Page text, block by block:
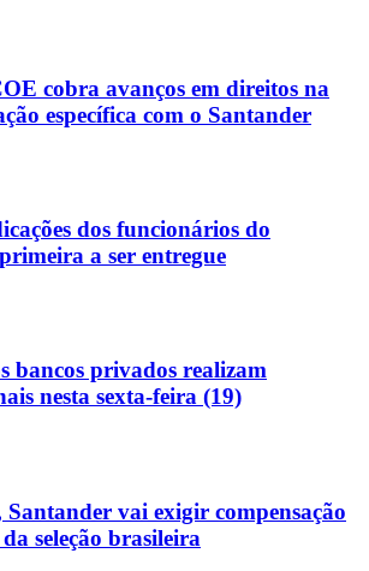
cobra avanços em direitos na
específica com o Santander
dos funcionários do
a ser entregue
bancos privados realizam
nesta sexta-feira (19)
Santander vai exigir compensação
seleção brasileira